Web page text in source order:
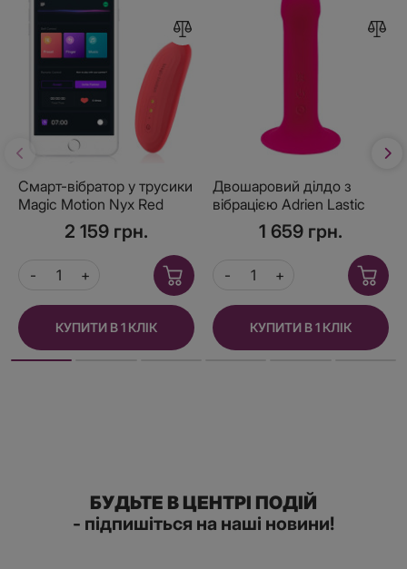
Смарт-вібратор у трусики
Magic Motion Nyx Red
2 159 грн.
КУПИТИ В 1 КЛІК
Двошаровий ділдо з
вібрацією Adrien Lastic
Hitsens 2 Pink, відмінно
для страпона, макс
1 659 грн.
КУПИТИ В 1 КЛІК
БУДЬТЕ В ЦЕНТРІ ПОДІЙ
- підпишіться на наші новини!